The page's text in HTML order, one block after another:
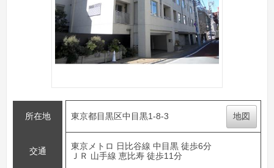
所在地 東京都目黒区中目黒1-8-3 地図
交通
東京メトロ 日比谷線 中目黒 徒歩6分
ＪＲ 山手線 恵比寿 徒歩11分